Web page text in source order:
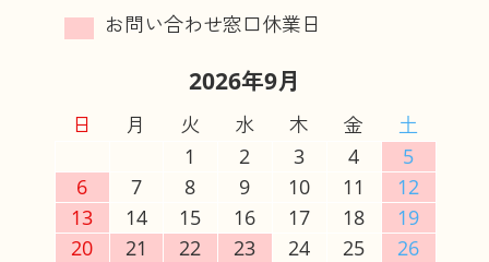
2026年9月
日 月 火 水 木 金
土
1
2 3 4
5
6
7 8 9 10 11
12
13
14 15 16 17 18
19
20
21 22 23 24 25
26